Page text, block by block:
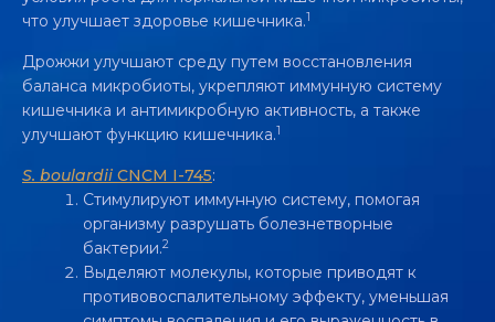
ДРОЖЖЕВОЙ ПРОБИОТИК
SACCHAROMYCES BOULARDIICNCM I-
745 ОБЛАДАЕТ МНОГОСТОРОННИМ
МЕХАНИЗМОМ ДЕЙСТВИЯ ДЛЯ
БОРЬБЫ С ДИАРЕЕЙ
что улучшает здоровье кишечника.1
Дрожжи улучшают среду путем восстановления
баланса микробиоты, укрепляют иммунную систему
кишечника и антимикробную активность, а также
улучшают функцию кишечника.1
S. boulardii CNCM I-745:
Стимулируют иммунную систему, помогая
организму разрушать болезнетворные
бактерии.2
Выделяют молекулы, которые приводят к
противовоспалительному эффекту, уменьшая